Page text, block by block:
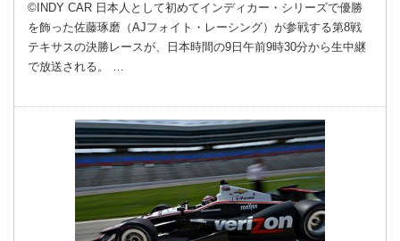
©INDY CAR 日本人として初めてインディカー・シリーズで優勝
を飾った佐藤琢磨（AJフォイト・レーシング）が参戦する第8戦
テキサスの決勝レースが、日本時間の9日午前9時30分から生中継
で放送される。 …